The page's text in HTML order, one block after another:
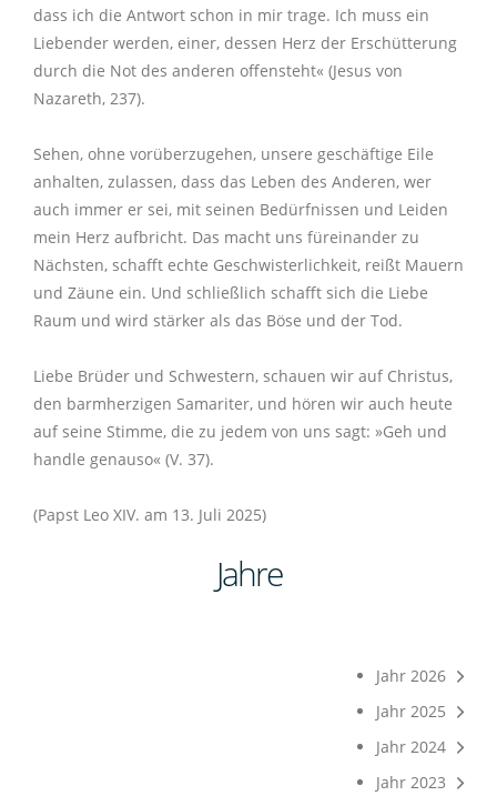
dass ich die Antwort schon in mir trage. Ich muss ein
Liebender werden, einer, dessen Herz der Erschütterung
durch die Not des anderen offensteht« (Jesus von
Nazareth, 237).
Sehen, ohne vorüberzugehen, unsere geschäftige Eile
anhalten, zulassen, dass das Leben des Anderen, wer
auch immer er sei, mit seinen Bedürfnissen und Leiden
mein Herz aufbricht. Das macht uns füreinander zu
Nächsten, schafft echte Geschwisterlichkeit, reißt Mauern
und Zäune ein. Und schließlich schafft sich die Liebe
Raum und wird stärker als das Böse und der Tod.
Liebe Brüder und Schwestern, schauen wir auf Christus,
den barmherzigen Samariter, und hören wir auch heute
auf seine Stimme, die zu jedem von uns sagt: »Geh und
handle genauso« (V. 37).
(Papst Leo XIV. am 13. Juli 2025)
Jahre
Jahr 2026
Jahr 2025
Jahr 2024
Jahr 2023